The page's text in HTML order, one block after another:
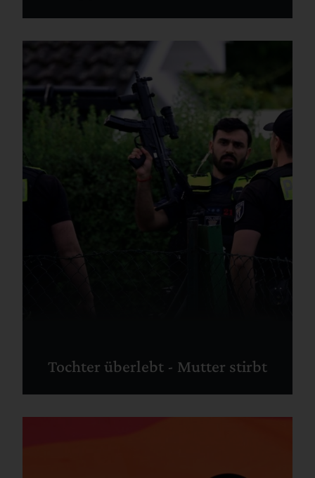
Tochter überlebt - Mutter stirbt